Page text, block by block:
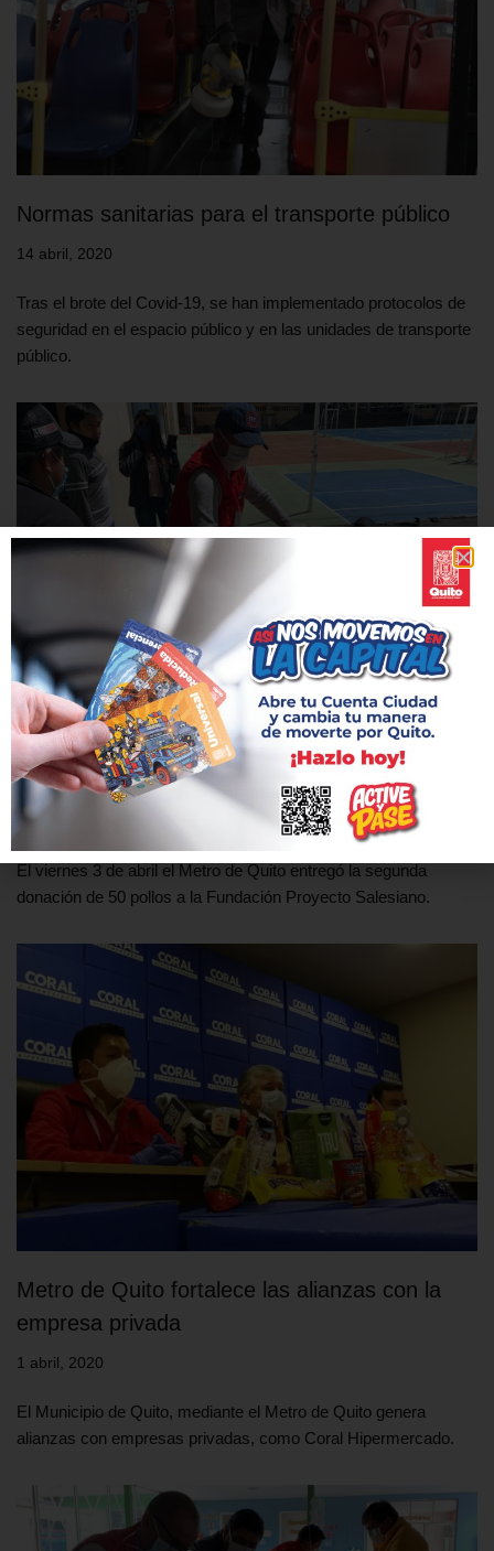
Normas sanitarias para el transporte público
14 abril, 2020
Tras el brote del Covid-19, se han implementado protocolos de
seguridad en el espacio público y en las unidades de transporte
público.
Metro de Quito dona alimentos para familias
de bajos recursos
3 abril, 2020
El viernes 3 de abril el Metro de Quito entregó la segunda
donación de 50 pollos a la Fundación Proyecto Salesiano.
Metro de Quito fortalece las alianzas con la
empresa privada
1 abril, 2020
El Municipio de Quito, mediante el Metro de Quito genera
alianzas con empresas privadas, como Coral Hipermercado.